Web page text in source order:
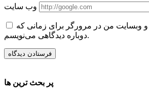
وب سایت
و وبسایت من در مرورگر برای زمانی که
دوباره دیدگاهی می‌نویسم.
پر بحث ترین ها